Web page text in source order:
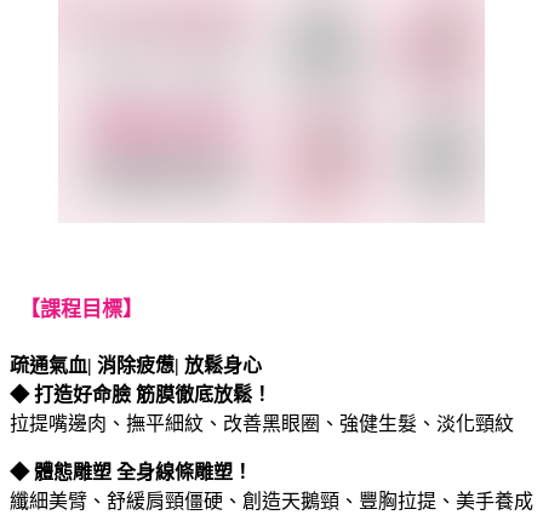
【課程目標】
疏通氣血| 消除疲憊| 放鬆身心
◆ 打造好命臉 筋膜徹底放鬆！
拉提嘴邊肉、撫平細紋、改善黑眼圈、強健生髮、淡化頸紋
◆ 體態雕塑 全身線條雕塑！
纖細美臂、舒緩肩頸僵硬、創造天鵝頸、豐胸拉提、美手養成